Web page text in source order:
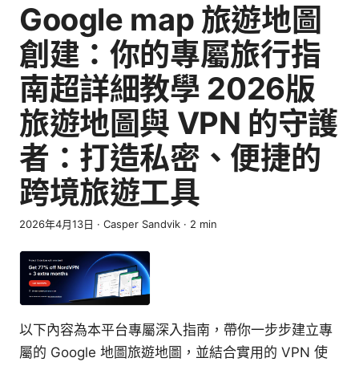
Google map 旅遊地圖
創建：你的專屬旅行指
南超詳細教學 2026版
旅遊地圖與 VPN 的守護
者：打造私密、便捷的
跨境旅遊工具
2026年4月13日 · Casper Sandvik · 2 min
以下內容為本平台專屬深入指南，帶你一步步建立專
屬的 Google 地圖旅遊地圖，並結合實用的 VPN 使